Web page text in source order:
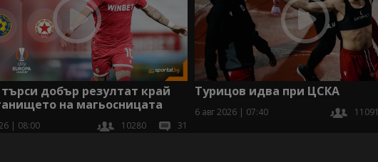
добър резултат край
на магьосницата
| 08:00 10280 31
Турицов идва при ЦСКА
6 авг 2026 | 07:40 11091